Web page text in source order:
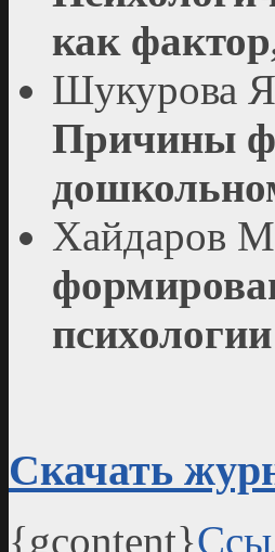
как
Шукурова
Причины
Хайдаров
психологии
Скачать
{gcontent}